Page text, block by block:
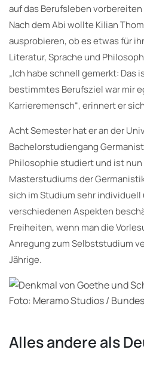
auf das Berufsleben vorbereiten
Nach dem Abi wollte Kilian
ausprobieren, ob es etwas für
Literatur, Sprache und
„Ich habe schnell gemerkt: Das
bestimmtes Berufsziel war mir
Karrieremensch“, erinnert er
Acht Semester hat er an der
Bachelorstudiengang
Philosophie studiert und ist
Masterstudiums der
sich im Studium sehr
verschiedenen Aspekten
Freiheiten, wenn man die
Anregung zum Selbststudium
Jährige.
Foto: Meramo Studios /
Alles andere als